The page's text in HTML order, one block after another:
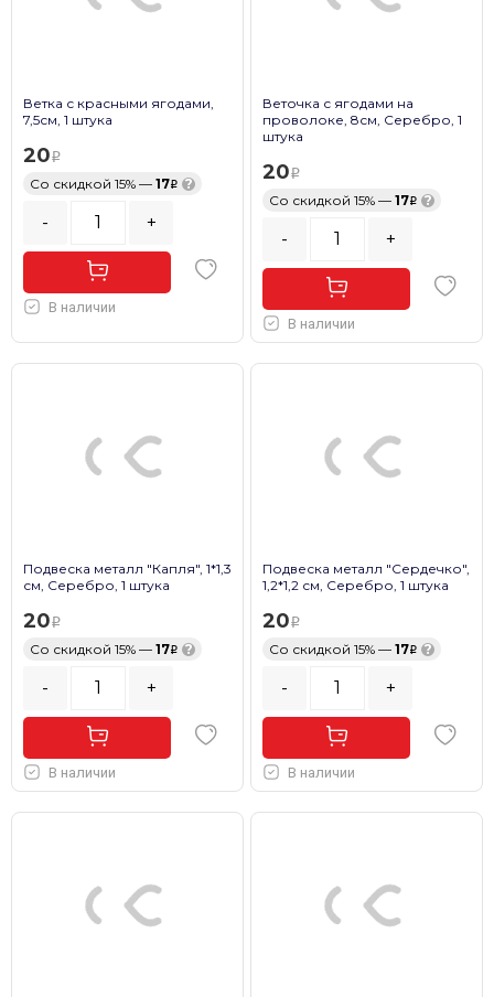
Ветка с красными ягодами,
7,5см, 1 штука
20
Со скидкой 15% — 17 ?
- +
В наличии
Веточка с ягодами на
проволоке, 8см, Серебро, 1
штука
20
Со скидкой 15% — 17 ?
- +
В наличии
Подвеска металл "Капля", 1*1,3
см, Серебро, 1 штука
20
Со скидкой 15% — 17 ?
- +
В наличии
Подвеска металл "Сердечко",
1,2*1,2 см, Серебро, 1 штука
20
Со скидкой 15% — 17 ?
- +
В наличии